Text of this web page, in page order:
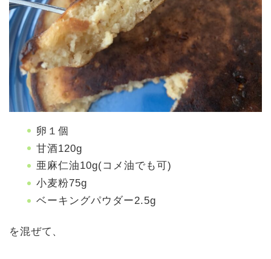
卵１個
甘酒120g
亜麻仁油10g(コメ油でも可)
小麦粉75g
ベーキングパウダー2.5g
を混ぜて、